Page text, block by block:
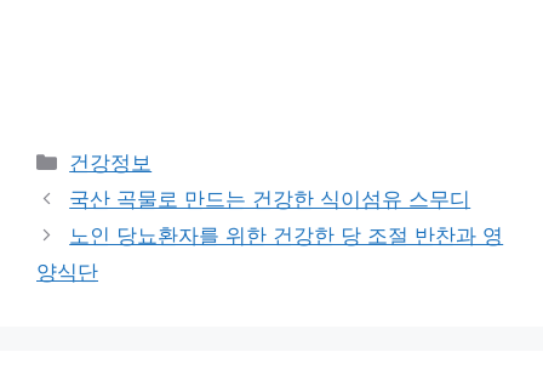
Categories
건강정보
국산 곡물로 만드는 건강한 식이섬유 스무디
노인 당뇨환자를 위한 건강한 당 조절 반찬과 영
양식단